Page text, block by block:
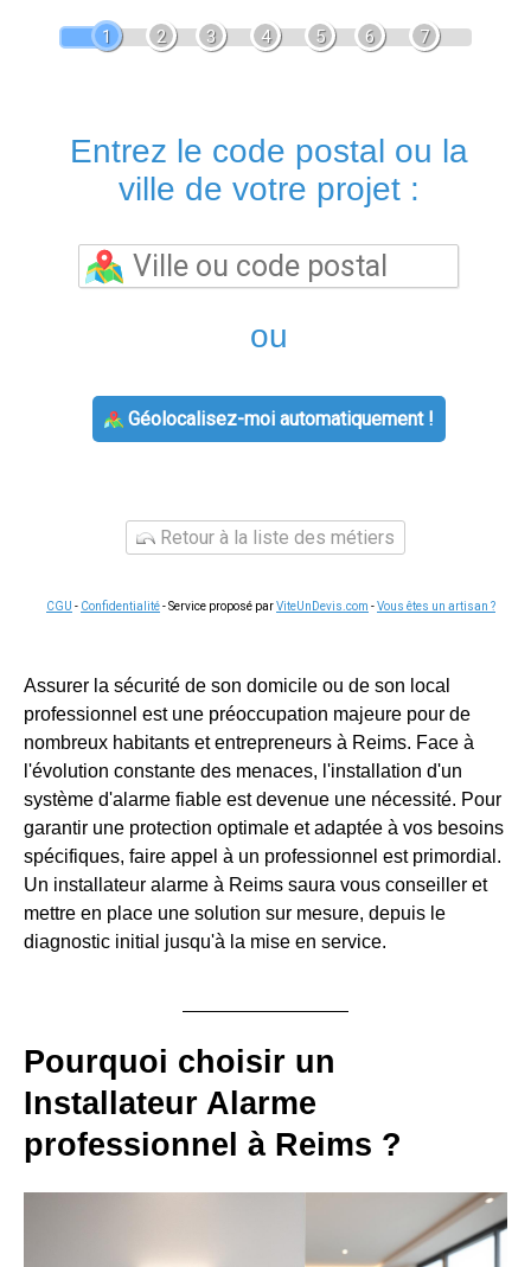
1 2 3 4 5 6 7
Entrez le code postal ou la
ville de votre projet :
ou
Géolocalisez-moi automatiquement !
Retour à la liste des métiers
CGU - Confidentialité- Service proposé parViteUnDevis.com -Vous êtes un artisan ?
Assurer la sécurité de son domicile ou de son local
professionnel est une préoccupation majeure pour de
nombreux habitants et entrepreneurs à Reims. Face à
l'évolution constante des menaces, l'installation d'un
système d'alarme fiable est devenue une nécessité. Pour
garantir une protection optimale et adaptée à vos besoins
spécifiques, faire appel à un professionnel est primordial.
Un installateur alarme à Reims saura vous conseiller et
mettre en place une solution sur mesure, depuis le
diagnostic initial jusqu'à la mise en service.
Pourquoi choisir un
Installateur Alarme
professionnel à Reims ?